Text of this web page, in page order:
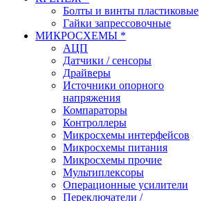
Болты и винты пластиковые
Гайки запрессовочные
МИКРОСХЕМЫ *
АЦП
Датчики / сенсоры
Драйверы
Источники опорного
напряжения
Компараторы
Контроллеры
Микросхемы интерфейсов
Микросхемы питания
Микросхемы прочие
Мультиплексоры
Операционные усилители
Переключатели /